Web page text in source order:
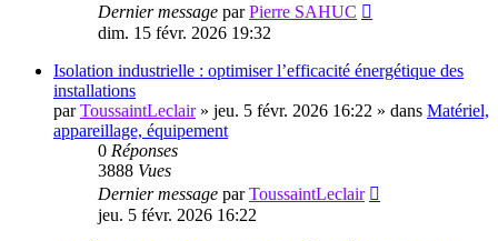
Dernier message parPierre SAHUC
dim. 15 févr. 2026 19:32
Isolation industrielle : optimiser l’efficacité énergétique des
installations
parToussaintLeclair» jeu. 5 févr. 2026 16:22 » dans Matériel,
appareillage, équipement
0 Réponses
3888 Vues
Dernier message parToussaintLeclair
jeu. 5 févr. 2026 16:22